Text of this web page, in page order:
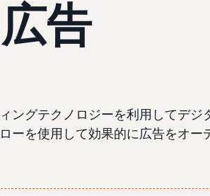
広告
グテクノロジーを利用してデ
を使用して効果的に広告をオー